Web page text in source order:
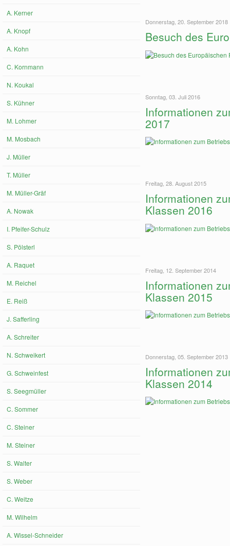
Donnerstag, 20. September 2018
Besuch des
Sonntag, 03. Juli 2016
Informationen
2017
Freitag, 28. August 2015
Informationen
Klassen 2016
Freitag, 12. September 2014
Informationen
Klassen 2015
Donnerstag, 05. September 2013
Informationen
Klassen 2014
A. Kerner
A. Knopf
A. Kohn
C. Kornmann
N. Koukal
S. Kühner
M. Lohmer
M. Mosbach
J. Müller
T. Müller
M. Müller-Gräf
A. Nowak
I. Pfeifer-Schulz
S. Pölsterl
A. Raquet
M. Reichel
E. Reiß
J. Safferling
A. Schreiter
N. Schweikert
G. Schweinfest
S. Seegmüller
C. Sommer
C. Steiner
M. Steiner
S. Walter
S. Weber
C. Weitze
M. Wilhelm
A. Wissel-Schneider